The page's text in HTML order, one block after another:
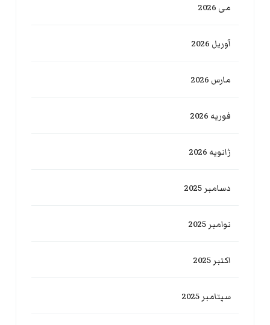
می 2026
آوریل 2026
مارس 2026
فوریه 2026
ژانویه 2026
دسامبر 2025
نوامبر 2025
اکتبر 2025
سپتامبر 2025